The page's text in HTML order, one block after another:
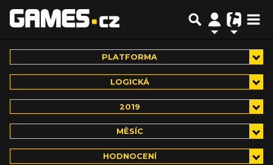
PLATFORMA
LOGICKÁ
2019
MĚSÍC
HODNOCENÍ